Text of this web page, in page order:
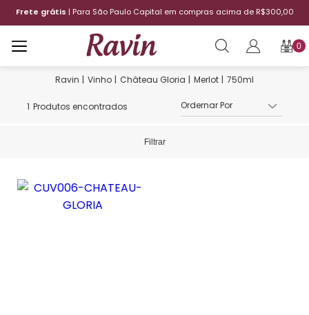
Frete grátis | Para São Paulo Capital em compras acima de R$300,00
0
Vinho Château Gloria Merlot 750ml
1 Produtos encontrados
Filtrar